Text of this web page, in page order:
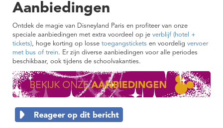
Aanbiedingen
Ontdek de magie van Disneyland Paris en profiteer van onze
speciale aanbiedingen met extra voordeel op je verblijf (hotel +
tickets), hoge korting op losse toegangstickets en voordelig vervoer
met bus of trein. Er zijn diverse aanbiedingen voor alle periodes
beschikbaar, ook tijdens de schoolvakanties.